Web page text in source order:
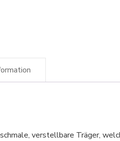
verstellbare Träger,